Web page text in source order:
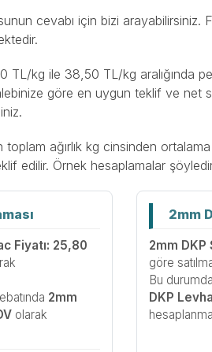
cevabı için bizi arayabilirsiniz.
TL/kg ile 38,50 TL/kg aralığında
göre en uygun teklif ve net
toplam ağırlık kg cinsinden
edilir. Örnek hesaplamalar
Fiyatı: 25,80
2mm
olarak
2mm
2mm DKP
göre
Bu
DKP